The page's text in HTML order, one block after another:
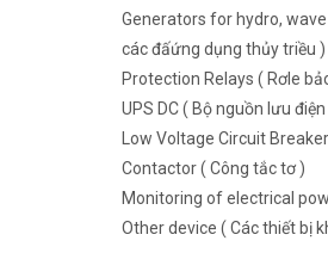
Generators for hydro,
các đấứng dụng thủy triều )
Protection Relays ( Rơle
UPS DC ( Bộ nguồn lưu
Low Voltage Circuit
Contactor ( Công tắc tơ )
Monitoring of electrical
Other device ( Các thiết bị